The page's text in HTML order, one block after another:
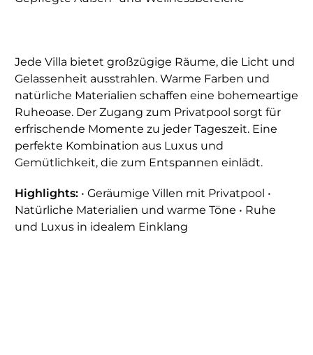
Jede Villa bietet großzügige Räume, die Licht und
Gelassenheit ausstrahlen. Warme Farben und
natürliche Materialien schaffen eine bohemeartige
Ruheoase. Der Zugang zum Privatpool sorgt für
erfrischende Momente zu jeder Tageszeit. Eine
perfekte Kombination aus Luxus und
Gemütlichkeit, die zum Entspannen einlädt.
Highlights: • Geräumige Villen mit Privatpool •
Natürliche Materialien und warme Töne • Ruhe
und Luxus in idealem Einklang